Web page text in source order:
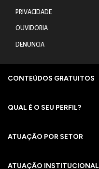
PRIVACIDADE
OUVIDORIA
DENUNCIA
CONTEÚDOS GRATUITOS
QUAL É O SEU PERFIL?
ATUAÇÃO POR SETOR
ATUAÇÃO INSTITUCIONAL